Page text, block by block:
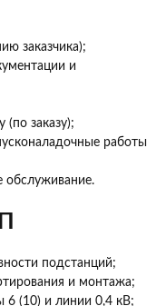
заказчика);
и
(по заказу);
работы
обслуживание.
подстанций;
и монтажа;
6 (10) и линии 0,4 кВ;